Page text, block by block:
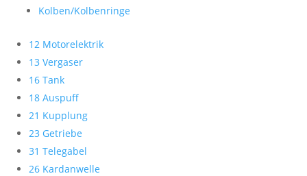
Kolben/Kolbenringe
12 Motorelektrik
13 Vergaser
16 Tank
18 Auspuff
21 Kupplung
23 Getriebe
31 Telegabel
26 Kardanwelle